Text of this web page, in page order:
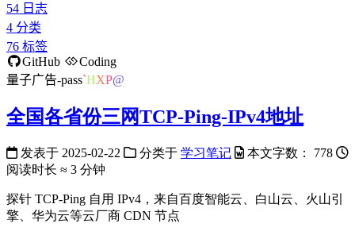
54 日志
4 分类
76 标签
GitHub
Coding
量子广告-passion5W')g
全国各省份三网TCP-Ping-IPv4地址
发表于 2025-02-22 分类于 学习笔记 本文字数：
778
阅读时长 ≈ 3 分钟
探针 TCP-Ping 自用 IPv4，来自百度智能云、白山云、火山引
擎、华为云等云厂商 CDN 节点